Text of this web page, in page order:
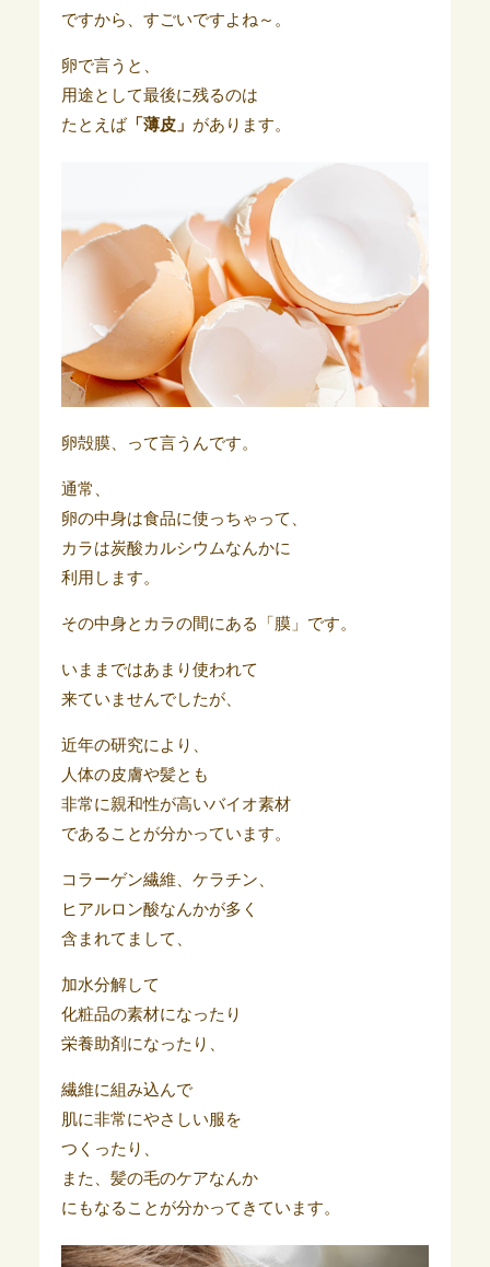
ですから、すごいですよね～。
卵で言うと、
用途として最後に残るのは
たとえば「薄皮」 があります。
卵殻膜、って言うんです。
通常、
卵の中身は食品に使っちゃって、
カラは炭酸カルシウムなんかに
利用します。
その中身とカラの間にある「膜」です。
いままではあまり使われて
来ていませんでしたが、
近年の研究により、
人体の皮膚や髪とも
非常に親和性が高いバイオ素材
であることが分かっています。
コラーゲン繊維、ケラチン、
ヒアルロン酸なんかが多く
含まれてまして、
加水分解して
化粧品の素材になったり
栄養助剤になったり、
繊維に組み込んで
肌に非常にやさしい服を
つくったり、
また、髪の毛のケアなんか
にもなることが分かってきています。